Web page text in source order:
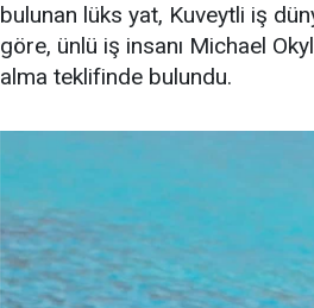
bulunan lüks yat, Kuveytli iş
göre, ünlü iş insanı Michael
alma teklifinde bulundu.